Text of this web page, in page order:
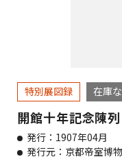
特別展図録 在庫
開館十年記念陳
発行：1907年04月
発行元：京都帝室博